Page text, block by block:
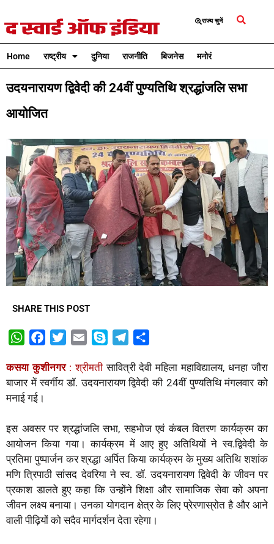
राज्य चुनें
Home राष्ट्रीय दुनिया राजनीति बिजनेस मनोरंजन
उदयनारायण द्विवेदी की 24वीं पुण्यतिथि श्रद्धांजलि सभा
आयोजित
SHARE THIS POST
W
a
t
s
p
p
c
e
o
k
i
t
r
a
i
y
p
l
e
a
m
a
r
कसया कुशीनगर: श्रीमतीसावित्री देवी महिला महाविद्यालय, धनहा जौरा
बाजार में स्वर्गीय डॉ. उदयनारायण द्विवेदी की 24वीं पुण्यतिथि मंगलवार को
मनाई गई।
इस अवसर पर श्रद्धांजलि सभा, सहभोज एवं कंबल वितरण कार्यक्रम का
आयोजन किया गया। कार्यक्रम में आए हुए अतिथियों ने स्व.द्विवेदी के
प्रतिमा पुष्पार्जन कर श्रद्धा अर्पित किया कार्यक्रम के मुख्य अतिथि शशांक
मणि त्रिपाठी सांसद देवरिया ने स्व. डॉ. उदयनारायण द्विवेदी के जीवन पर
प्रकाश डालते हुए कहा कि उन्होंने शिक्षा और सामाजिक सेवा को अपना
जीवन लक्ष्य बनाया। उनका योगदान क्षेत्र के लिए प्रेरणास्रोत है और आने
वाली पीढ़ियों को सदैव मार्गदर्शन देता रहेगा।